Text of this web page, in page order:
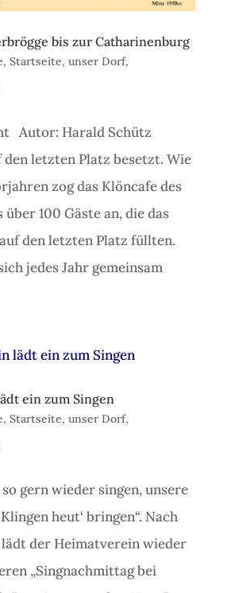
bis zur Catharinenburg
, Startseite, unser Dorf,
Autor: Harald Schütz
den letzten Platz besetzt. Wie
zog das Klöncafe des
100 Gäste an, die das
den letzten Platz füllten.
jedes Jahr gemeinsam
ein zum Singen
, Startseite, unser Dorf,
gern wieder singen, unsere
heut‘ bringen“. Nach
der Heimatverein wieder
„Singnachmittag bei